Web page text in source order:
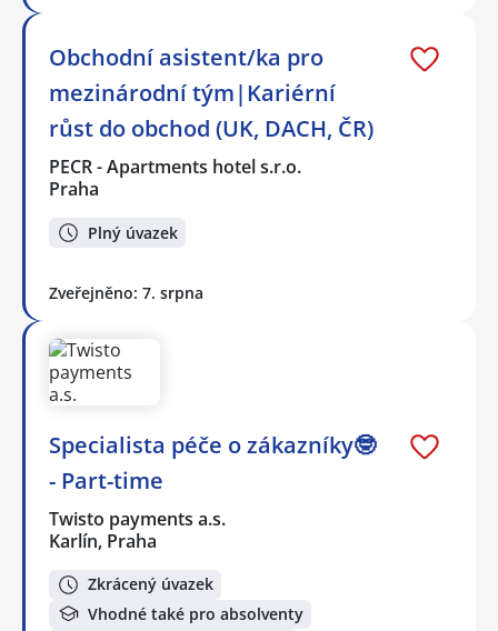
Obchodní asistent/ka pro
mezinárodní tým|Kariérní
růst do obchod (UK, DACH, ČR)
PECR - Apartments hotel s.r.o.
Praha
Plný úvazek
Zveřejněno: 7. srpna
Specialista péče o zákazníky🤓
- Part-time
Twisto payments a.s.
Karlín, Praha
Zkrácený úvazek
Vhodné také pro absolventy